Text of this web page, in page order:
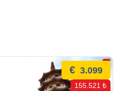
€ 3.099
155.521 ₺